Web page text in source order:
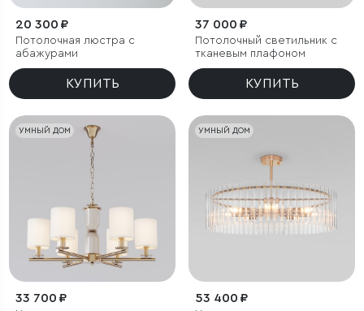
20 300 ₽
Потолочная люстра с
абажурами
КУПИТЬ
37 000 ₽
Потолочный светильник с
тканевым плафоном
КУПИТЬ
УМНЫЙ ДОМ
33 700 ₽
УМНЫЙ ДОМ
53 400 ₽